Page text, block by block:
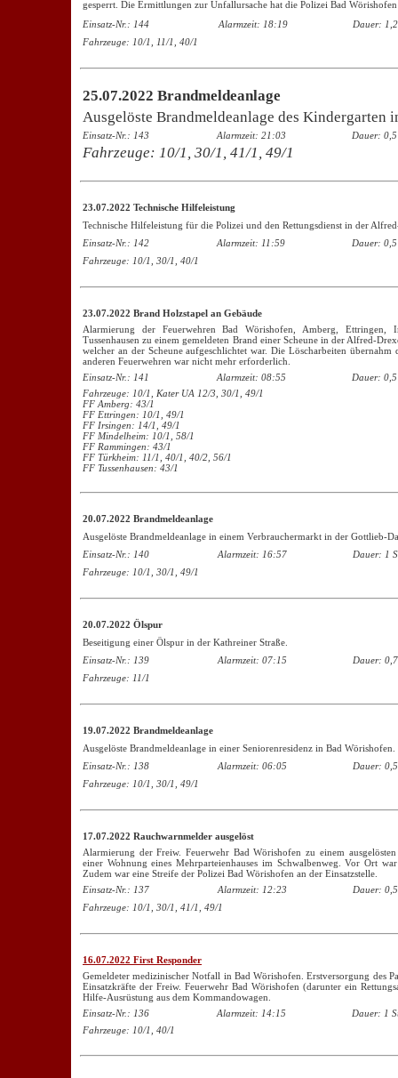
gesperrt. Die Ermittlungen zur Unfallursache hat die Polizei Bad
Einsatz-Nr.: 144
Alarmzeit: 18:19
Dauer:
Fahrzeuge: 10/1, 11/1, 40/1
25.07.2022 Brandmeldeanlage
Ausgelöste Brandmeldeanlage des Kindergarten
Einsatz-Nr.: 143 Alarmzeit: 21:03 Dauer:
Fahrzeuge: 10/1, 30/1, 41/1, 49/1
23.07.2022 Technische Hilfeleistung
Technische Hilfeleistung für die Polizei und den Rettungsdienst in der
Einsatz-Nr.: 142
Alarmzeit: 11:59
Dauer:
Fahrzeuge: 10/1, 30/1, 40/1
23.07.2022 Brand Holzstapel an Gebäude
Alarmierung der Feuerwehren Bad Wörishofen, Amberg, Ettringen,
Tussenhausen zu einem gemeldeten Brand einer Scheune in der Alfred-
welcher an der Scheune aufgeschlichtet war. Die Löscharbeiten
anderen Feuerwehren war nicht mehr erforderlich.
Einsatz-Nr.: 141
Alarmzeit: 08:55
Dauer:
Fahrzeuge: 10/1, Kater UA 12/3, 30/1, 49/1
FF Amberg: 43/1
FF Ettringen: 10/1, 49/1
FF Irsingen: 14/1, 49/1
FF Mindelheim: 10/1, 58/1
FF Rammingen: 43/1
FF Türkheim: 11/1, 40/1, 40/2, 56/1
FF Tussenhausen: 43/1
20.07.2022 Brandmeldeanlage
Ausgelöste Brandmeldeanlage in einem Verbrauchermarkt in der Gottlieb-
Einsatz-Nr.: 140
Alarmzeit: 16:57
Dauer: 1
Fahrzeuge: 10/1, 30/1, 49/1
20.07.2022 Ölspur
Beseitigung einer Ölspur in der Kathreiner Straße.
Einsatz-Nr.: 139
Alarmzeit: 07:15
Dauer:
Fahrzeuge: 11/1
19.07.2022 Brandmeldeanlage
Ausgelöste Brandmeldeanlage in einer Seniorenresidenz in Bad Wörishofen.
Einsatz-Nr.: 138
Alarmzeit: 06:05
Dauer:
Fahrzeuge: 10/1, 30/1, 49/1
17.07.2022 Rauchwarnmelder ausgelöst
Alarmierung der Freiw. Feuerwehr Bad Wörishofen zu einem
einer Wohnung eines Mehrparteienhauses im Schwalbenweg. Vor Ort
Zudem war eine Streife der Polizei Bad Wörishofen an der Einsatzstelle.
Einsatz-Nr.: 137
Alarmzeit: 12:23
Dauer:
Fahrzeuge: 10/1, 30/1, 41/1, 49/1
16.07.2022 First Responder
Gemeldeter medizinischer Notfall in Bad Wörishofen. Erstversorgung des
Einsatzkräfte der Freiw. Feuerwehr Bad Wörishofen (darunter ein
Hilfe-Ausrüstung aus dem Kommandowagen.
Einsatz-Nr.: 136
Alarmzeit: 14:15
Dauer: 1
Fahrzeuge: 10/1, 40/1